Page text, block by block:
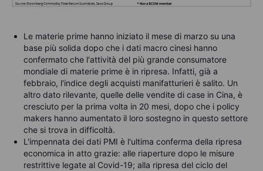
Le materie prime hanno iniziato il mese di marzo su una
base più solida dopo che i dati macro cinesi hanno
confermato che l'attività del più grande consumatore
mondiale di materie prime è in ripresa. Infatti, già a
febbraio, l'indice degli acquisti manifatturieri è salito. Un
altro dato rilevante, quelle delle vendite di case in Cina, è
cresciuto per la prima volta in 20 mesi, dopo che i policy
makers hanno aumentato il loro sostegno in questo settore
che si trova in difficoltà.
L'impennata dei dati PMI è l'ultima conferma della ripresa
economica in atto grazie: alle riaperture dopo le misure
restrittive legate al Covid-19; alla ripresa del ciclo del